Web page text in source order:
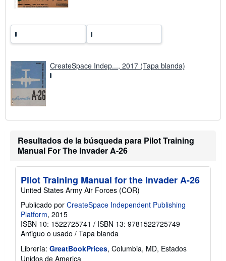
f
d
n
CreateSpace Indep..., 2017 (Tapa blanda)
Resultados de la búsqueda para Pilot Training
Manual For The Invader A-26
Pilot Training Manual for the Invader A-26
United States Army Air Forces (COR)
Publicado por CreateSpace Independent Publishing
Platform, 2015
ISBN 10: 1522725741 / ISBN 13: 9781522725749
Antiguo o usado / Tapa blanda
Librería: GreatBookPrices, Columbia, MD, Estados
Unidos de America